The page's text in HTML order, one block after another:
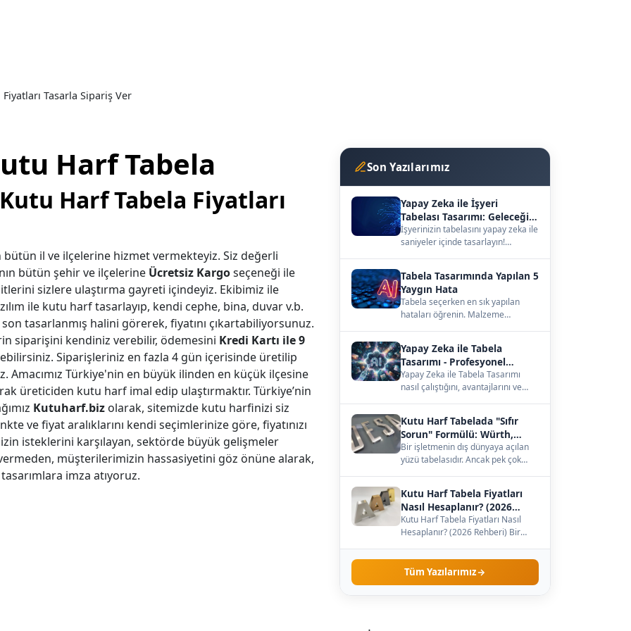
Tasarla Sipariş Ver
Harf Tabela
Harf Tabela Fiyatları
il ve ilçelerine hizmet vermekteyiz. Siz değerli
bütün şehir ve ilçelerine Ücretsiz Kargoseçeneği ile
sizlere ulaştırma gayreti içindeyiz. Ekibimiz ile
ile kutu harf tasarlayıp, kendi cephe, bina, duvar v.b.
tasarlanmış halini görerek, fiyatını çıkartabiliyorsunuz.
siparişini kendiniz verebilir, ödemesini Kredi Kartı ile 9
Siparişleriniz en fazla 4 gün içerisinde üretilip
Amacımız Türkiye'nin en büyük ilinden en küçük ilçesine
üreticiden kutu harf imal edip ulaştırmaktır. Türkiye’nin
Kutuharf.bizolarak, sitemizde kutu harfinizi siz
ve fiyat aralıklarını kendi seçimlerinize göre, fiyatınızı
isteklerini karşılayan, sektörde büyük gelişmeler
müşterilerimizin hassasiyetini göz önüne alarak,
imza atıyoruz.
Son Yazılarımız
Yapay Zeka ile İşyeri
Tabelası Tasarımı: Geleceğin
Vitrini
İşyerinizin tabelasını yapay zeka ile
saniyeler içinde tasarlayın!
Tabela Tasarımında Yapılan 5
Yaygın Hata
Tabela seçerken en sık yapılan
hataları öğrenin. Malzeme
Yapay Zeka ile Tabela
Tasarımı - Profesyonel
Kılavuz
Yapay Zeka ile Tabela Tasarımı
nasıl çalıştığını, avantajlarını ve
Kutu Harf Tabelada "Sıfır
Sorun" Formülü: Würth,
Meanwell ve Samsung İş
Birliği
Bir işletmenin dış dünyaya açılan
yüzü tabelasıdır. Ancak pek çok
Kutu Harf Tabela Fiyatları
Nasıl Hesaplanır? (2026
Rehberi)
Kutu Harf Tabela Fiyatları Nasıl
Hesaplanır? (2026 Rehberi) Bir
yaptırmaya karar…
Tüm Yazılarımız